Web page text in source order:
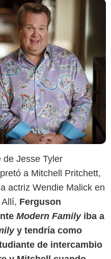
de Jesse Tyler
a Mitchell Pritchett,
actriz Wendie Malick en
Ferguson
Modern Familyiba a
y tendría como
de intercambio